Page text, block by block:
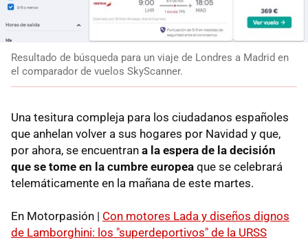
Resultado de búsqueda para un viaje de Londres a Madrid en
el comparador de vuelos SkyScanner.
Una tesitura compleja para los ciudadanos españoles
que anhelan volver a sus hogares por Navidad y que,
por ahora, se encuentran a la espera de la decisión
que se tome en la cumbre europea que se celebrará
telemáticamente en la mañana de este martes.
En Motorpasión | Con motores Lada y diseños dignos
de Lamborghini: los "superdeportivos" de la URSS